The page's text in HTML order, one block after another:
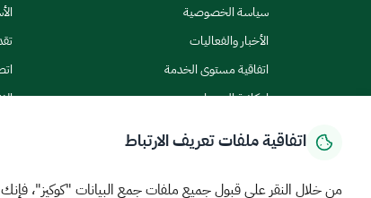
سياسة الخصوصية
الأخبار والفعاليات
اتفاقية مستوى الخدمة
إمكانية الوصول
اتفاقية ملفات تعريف الارتباط
من خلال النقر على قبول جميع ملفات جمع البيانات "كوكيز"،